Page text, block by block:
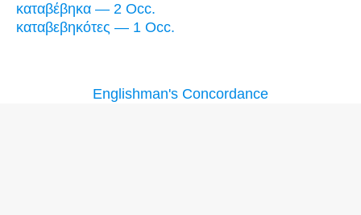
καταβέβηκα — 2 Occ.
καταβεβηκότες — 1 Occ.
Englishman's Concordance